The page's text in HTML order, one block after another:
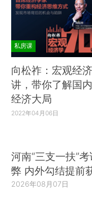
私房课
向松祚：宏观经
讲，带你了解国
经济大局
2022年04月06日
河南“三支一扶”
弊 内外勾结提前
2026年08月07日